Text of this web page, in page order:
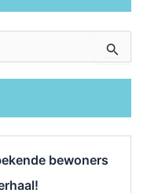
bewoners